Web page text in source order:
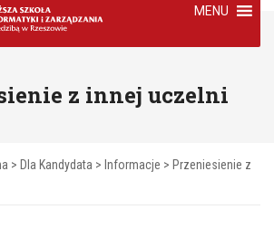
MENU
z innej uczelni
> Dla Kandydata > Informacje > Przeniesienie z